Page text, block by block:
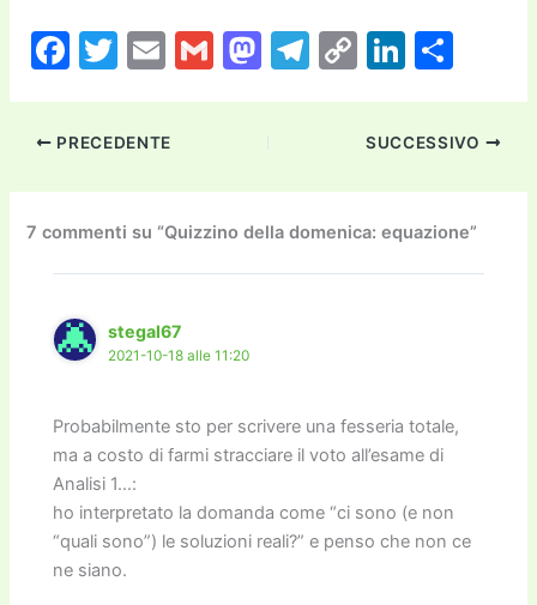
F
c
b
o
o
k
T
itt
E
ai
G
M
d
o
n
T
a
m
C
p
y
Li
n
k
Li
k
dI
n
n
vi
di
PRECEDENTE SUCCESSIVO
7 commenti su “Quizzino della domenica: equazione”
stegal67
2021-10-18 alle 11:20
Probabilmente sto per scrivere una fesseria totale,
ma a costo di farmi stracciare il voto all’esame di
Analisi 1…:
ho interpretato la domanda come “ci sono (e non
“quali sono”) le soluzioni reali?” e penso che non ce
ne siano.